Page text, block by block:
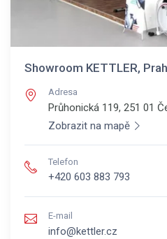
Showroom KETTLER,
Adresa
Průhonická 119, 251 01
Zobrazit na mapě
Telefon
+420 603 883 793
E-mail
info@kettler.cz